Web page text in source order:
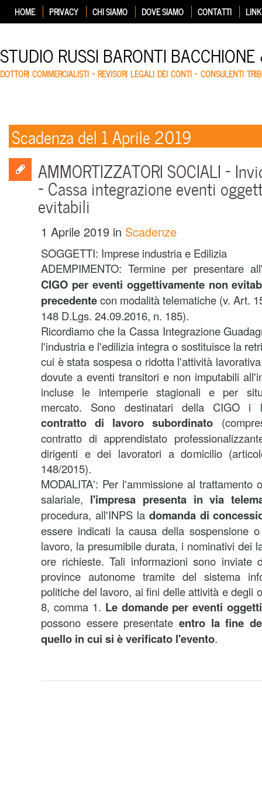
HOME PRIVACY CHI SIAMO DOVE SIAMO CONTATTI LINK
STUDIO RUSSI BARONTI
DOTTORI COMMERCIALISTI – REVISORI LEGALI DEI CONTI – CONSULENTI
Scadenza del 1 Aprile 2019
AMMORTIZZATORI SOCIALI –
– Cassa integrazione eventi
evitabili
1 Aprile 2019 in Scadenze
SOGGETTI: Imprese industria e Edilizia
ADEMPIMENTO: Termine per presentare
CIGO per eventi oggettivamente non
precedentecon modalità telematiche (v. Art.
148 D.Lgs. 24.09.2016, n. 185).
Ricordiamo che la Cassa Integrazione
l'industria e l'edilizia integra o sostituisce la
cui è stata sospesa o ridotta l'attività
dovute a eventi transitori e non imputabili
incluse le intemperie stagionali e per
mercato. Sono destinatari della CIGO i
contratto di lavoro subordinato
contratto di apprendistato
dirigenti e dei lavoratori a domicilio
148/2015).
MODALITA': Per l'ammissione al trattamento
salariale, l'impresa presenta in via
procedura, all'INPS la domanda di
essere indicati la causa della sospensione
lavoro, la presumibile durata, i nominativi dei
ore richieste. Tali informazioni sono inviate
province autonome tramite del sistema
politiche del lavoro, ai fini delle attività e degli
8, comma 1. Le domande per eventi
possono essere presentate entro la fine
quello in cui si è verificato l'evento.